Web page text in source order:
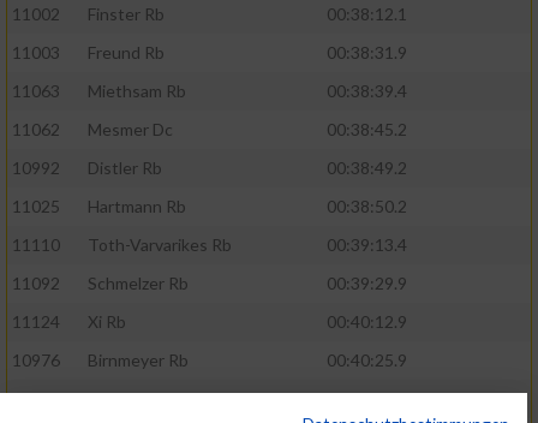
11002
Finster Rb
00:38:12.1
11003
Freund Rb
00:38:31.9
11063
Miethsam Rb
00:38:39.4
11062
Mesmer Dc
00:38:45.2
10992
Distler Rb
00:38:49.2
11025
Hartmann Rb
00:38:50.2
11110
Toth-Varvarikes Rb
00:39:13.4
11092
Schmelzer Rb
00:39:29.9
11124
Xi Rb
00:40:12.9
10976
Birnmeyer Rb
00:40:25.9
11091
Schlichting Rb
00:40:31.9